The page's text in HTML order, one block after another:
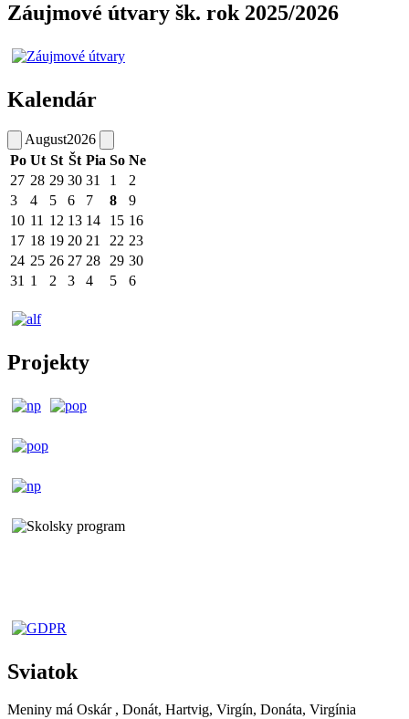
Záujmové útvary šk. rok 2025/2026
Kalendár
August2026
Po Ut St Št Pia So Ne
27 28 29 30 31 1
2
3
4 5 6 7 8
9
10 11 12 13 14 15 16
17 18 19 20 21 22 23
24 25 26 27 28 29 30
31 1 2 3 4 5 6
Projekty
Sviatok
Meniny má Oskár , Donát, Hartvig, Virgín, Donáta, Virgínia